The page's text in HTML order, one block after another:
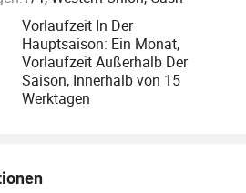
der Anpassung an sich
Für die
zur Verbesserung der Effizienz,
(hocheffiziente, intelligente
Vorlaufzeit In Der
Hauptsaison: Ein Monat,
Vorlaufzeit Außerhalb Der
Saison, Innerhalb von 15
Werktagen